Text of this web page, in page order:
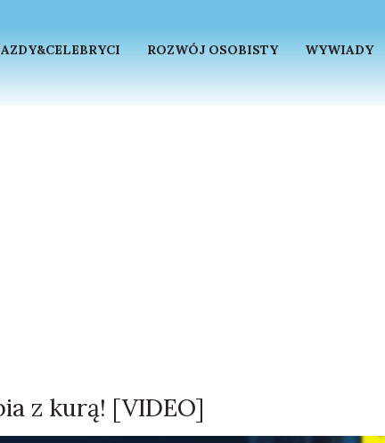
ROZWÓJ OSOBISTY WYWIADY
z kurą! [VIDEO]